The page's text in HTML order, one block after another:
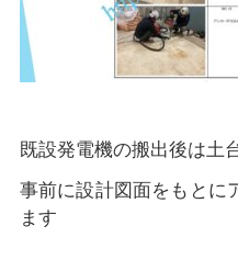
既設発電機の搬出後は土
事前に設計図面をもとに
ます